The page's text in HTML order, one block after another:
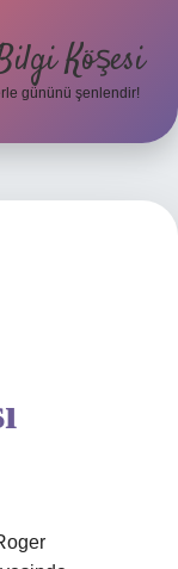
Köşesi
gününü şenlendir!